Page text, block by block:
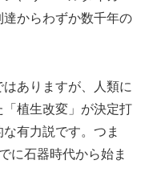
からわずか数千年の
ありますが、人類に
植生改変」が決定打
有力説です。つま
に石器時代から始ま